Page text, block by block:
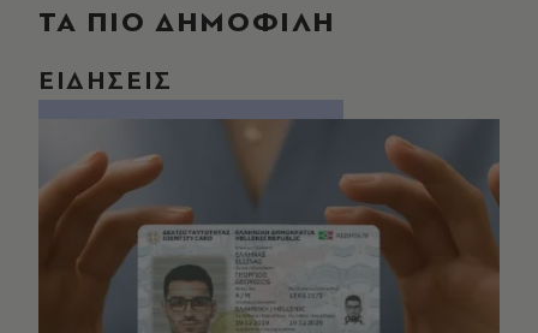
ΤΑ ΠΙΟ ΔΗΜΟΦΙΛΗ
ΕΙΔΗΣΕΙΣ